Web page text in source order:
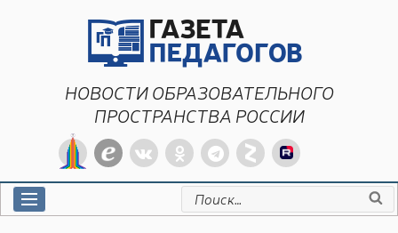
НОВОСТИ ОБРАЗОВАТЕЛЬНОГО
ПРОСТРАНСТВА РОССИИ
Искать: